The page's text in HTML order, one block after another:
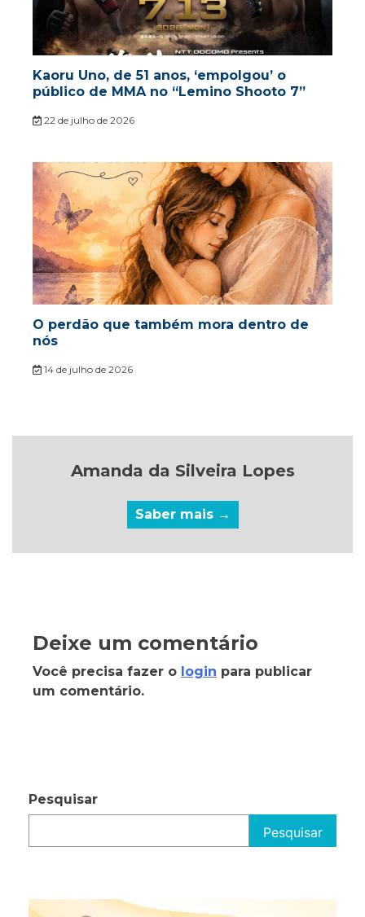
Kaoru Uno, de 51 anos, ‘empolgou’ o
público de MMA no “Lemino Shooto 7”
22 de julho de 2026
O perdão que também mora dentro de
nós
14 de julho de 2026
Amanda da Silveira Lopes
Saber mais →
Deixe um comentário
Você precisa fazer o login para publicar
um comentário.
Pesquisar
Pesquisar